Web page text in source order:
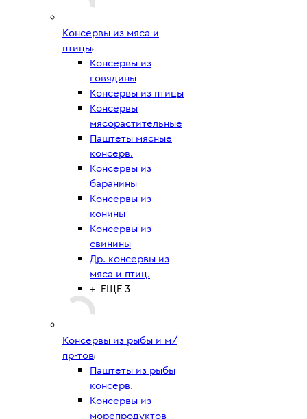
Консервы из мяса и
птицы
Консервы из
говядины
Консервы из птицы
Консервы
мясорастительные
Паштеты мясные
консерв.
Консервы из
баранины
Консервы из
конины
Консервы из
свинины
Др. консервы из
мяса и птиц.
+ ЕЩЕ 3
Консервы из рыбы и м/
пр-тов
Паштеты из рыбы
консерв.
Консервы из
морепродуктов